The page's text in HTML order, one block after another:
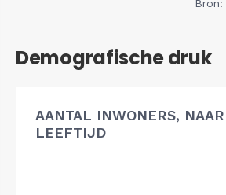
Bron:
Demografische druk
AANTAL INWONERS, NAAR
LEEFTIJD